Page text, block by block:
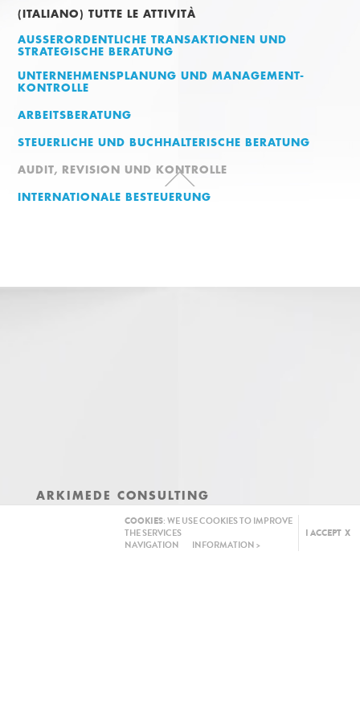
(ITALIANO) TUTTE LE ATTIVITÀ
AUSSERORDENTLICHE TRANSAKTIONEN UND
STRATEGISCHE BERATUNG
UNTERNEHMENSPLANUNG UND MANAGEMENT-
KONTROLLE
ARBEITSBERATUNG
STEUERLICHE UND BUCHHALTERISCHE BERATUNG
AUDIT, REVISION UND KONTROLLE
INTERNATIONALE BESTEUERUNG
ARKIMEDE CONSULTING
Via Roma, 43 Corte Roma Int. 11/D - 33100 Udine
COOKIES: WE USE COOKIES TO IMPROVE
THE SERVICES
NAVIGATION
INFORMATION >
I ACCEPT X